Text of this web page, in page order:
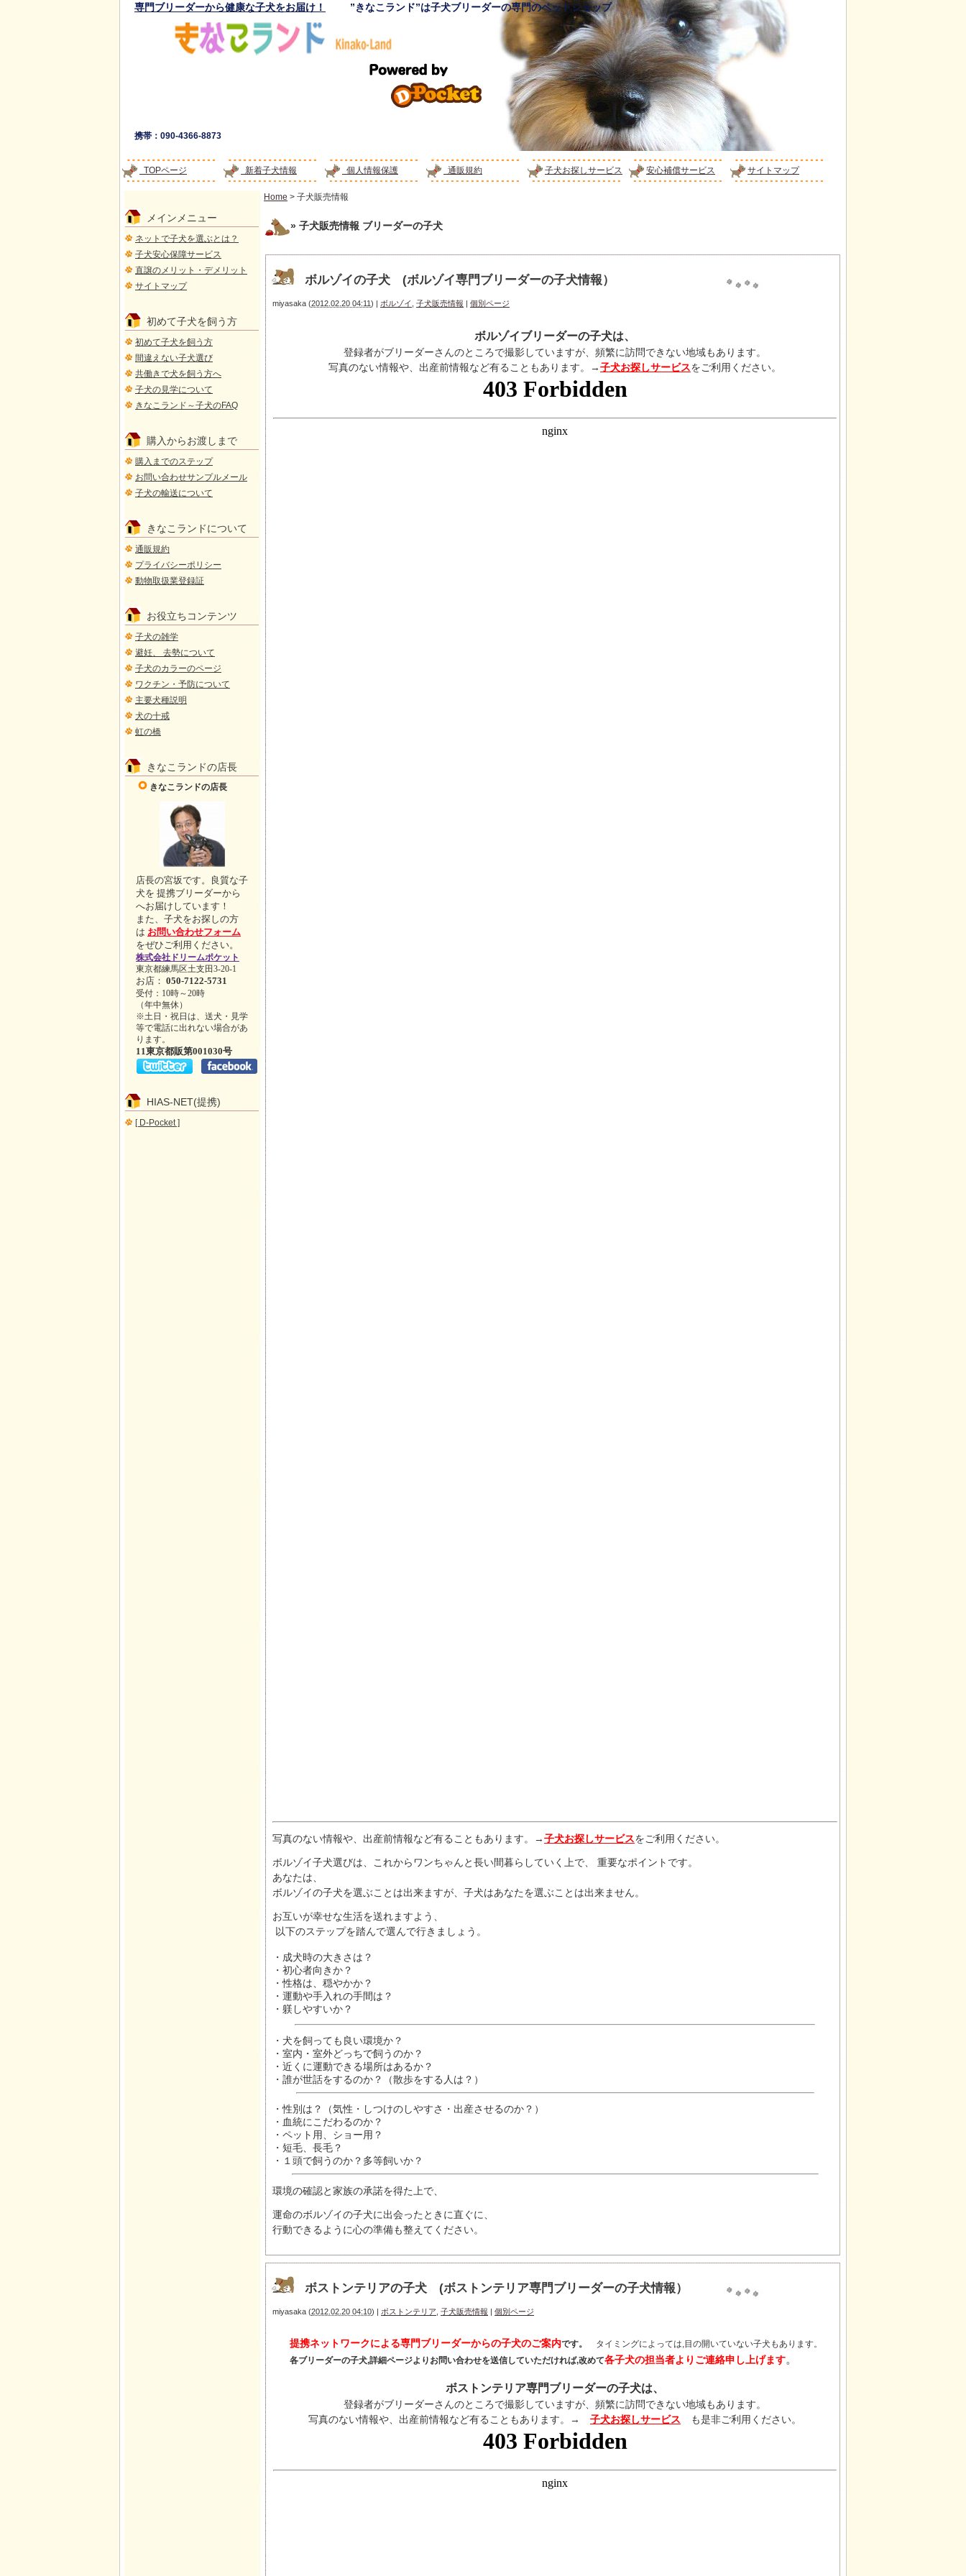
専門ブリーダーから健康な子犬をお届け！ ”きなこランド”は子犬ブリーダーの専門のペットショップ
携帯：090-4366-8873
TOPページ 新着子犬情報 個人情報保護 通販規約 子犬お探しサービス 安心補償サービス サイトマップ
Home > 子犬販売情報
» 子犬販売情報 ブリーダーの子犬
ボルゾイの子犬 (ボルゾイ専門ブリーダーの子犬情報）
miyasaka (2012.02.20 04:11) | ボルゾイ 子犬販売情報 | 個別ページ
ボルゾイブリーダーの子犬は、
登録者がブリーダーさんのところで撮影していますが、頻繁に訪問できない地域もあります。
写真のない情報や、出産前情報など有ることもあります。→子犬お探しサービスをご利用ください。
写真のない情報や、出産前情報など有ることもあります。→子犬お探しサービスをご利用ください。
ボルゾイ子犬選びは、これからワンちゃんと長い間暮らしていく上で、 重要なポイントです。
あなたは、
ボルゾイの子犬を選ぶことは出来ますが、子犬はあなたを選ぶことは出来ません。
お互いが幸せな生活を送れますよう、
以下のステップを踏んで選んで行きましょう。
・成犬時の大きさは？
・初心者向きか？
・性格は、穏やかか？
・運動や手入れの手間は？
・躾しやすいか？
・犬を飼っても良い環境か？
・室内・室外どっちで飼うのか？
・近くに運動できる場所はあるか？
・誰が世話をするのか？（散歩をする人は？）
・性別は？（気性・しつけのしやすさ・出産させるのか？）
・血統にこだわるのか？
・ペット用、ショー用？
・短毛、長毛？
・１頭で飼うのか？多等飼いか？
環境の確認と家族の承諾を得た上で、
運命のボルゾイの子犬に出会ったときに直ぐに、
行動できるように心の準備も整えてください。
ボストンテリアの子犬 (ボストンテリア専門ブリーダーの子犬情報）
miyasaka (2012.02.20 04:10) | ボストンテリア 子犬販売情報 | 個別ページ
提携ネットワークによる専門ブリーダーからの子犬のご案内です。 タイミングによっては,目の開いていない子犬もあります。
各ブリーダーの子犬,詳細ページよりお問い合わせを送信していただければ,改めて各子犬の担当者よりご連絡申し上げます。
ボストンテリア専門ブリーダーの子犬は、
登録者がブリーダーさんのところで撮影していますが、頻繁に訪問できない地域もあります。
写真のない情報や、出産前情報など有ることもあります。→ 子犬お探しサービス も是非ご利用ください。
メインメニュー
ネットで子犬を選ぶとは？
子犬安心保障サービス
直譲のメリット・デメリット
サイトマップ
初めて子犬を飼う方
初めて子犬を飼う方
間違えない子犬選び
共働きで犬を飼う方へ
子犬の見学について
きなこランド～子犬のFAQ
購入からお渡しまで
購入までのステップ
お問い合わせサンプルメール
子犬の輸送について
きなこランドについて
通販規約
プライバシーポリシー
動物取扱業登録証
お役立ちコンテンツ
子犬の雑学
避妊、 去勢について
子犬のカラーのページ
ワクチン・予防について
主要犬種説明
犬の十戒
虹の橋
きなこランドの店長
きなこランドの店長
店長の宮坂です。良質な子
犬を 提携ブリーダーから
へお届けしています！
また、子犬をお探しの方
は お問い合わせフォーム
をぜひご利用ください。
株式会社ドリームポケット
東京都練馬区土支田3-20-1
お店： 050-7122-5731
受付：10時～20時
（年中無休）
※土日・祝日は、送犬・見学
等で電話に出れない場合があ
ります。
11東京都販第001030号
HIAS-NET(提携)
[ D-Pocket ]